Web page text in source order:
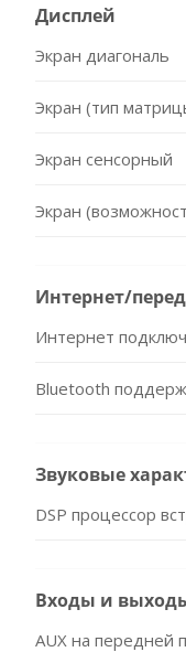
Дисплей
Экран диагональ
Экран (тип
Экран сенсорный
Экран
Интернет/
Интернет
Bluetooth
Звуковые
DSP процессор
Входы и
AUX на передней